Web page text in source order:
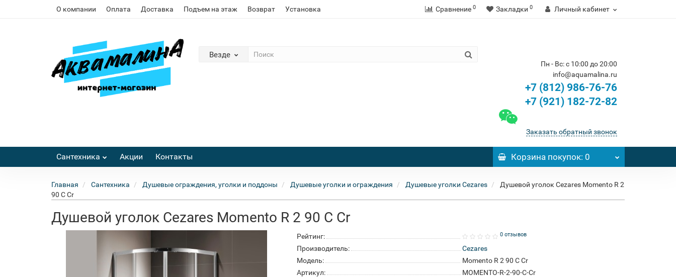
О компании Оплата Доставка Подъем на этаж Возврат Установка Сравнение 0 Закладки 0 Личный кабинет
Везде
Пн - Вс: с 10:00 до 20:00
info@aquamalina.ru
+7 (812) 986-76-76
+7 (921) 182-72-82
Заказать обратный звонок
Сантехника Акции Контакты Корзинапокупок: 0
Главная Сантехника Душевые ограждения, уголки и поддоны Душевые уголки и ограждения Душевые уголки Cezares
Душевой уголок Cezares Momento R 2
90 C Cr
Душевой уголок Cezares Momento R 2 90 C Cr
Рейтинг: 0 отзывов
Производитель:
Cezares
Модель:
Momento R 2 90 C Cr
Артикул:
MOMENTO-R-2-90-C-Cr